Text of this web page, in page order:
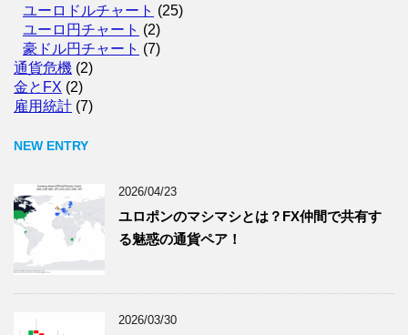
ユーロドルチャート (25)
ユーロ円チャート (2)
豪ドル円チャート (7)
通貨危機 (2)
金とFX (2)
雇用統計 (7)
NEW ENTRY
2026/04/23
ユロポンのマシマシとは？FX仲間で共有す
る魅惑の通貨ペア！
2026/03/30